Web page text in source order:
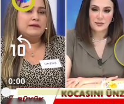
Süre
0:00
Yüklendi:
4.78%